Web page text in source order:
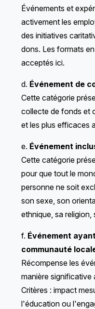
Événements et
activement les
des initiatives
dons. Les formats
acceptés ici.
d. Événement de
Cette catégorie
collecte de fonds et
et les plus efficaces
e. Événement
Cette catégorie
pour que tout le
personne ne soit
son sexe, son
ethnique, sa
f. Événement
communauté
Récompense les
manière significative
Critères : impact
l'éducation ou